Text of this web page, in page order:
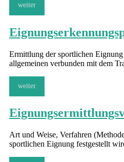
weiter
Ermittlung der sportlichen
allgemeinen verbunden mit dem
weiter
Art und Weise, Verfahren
sportlichen Eignung festgestellt